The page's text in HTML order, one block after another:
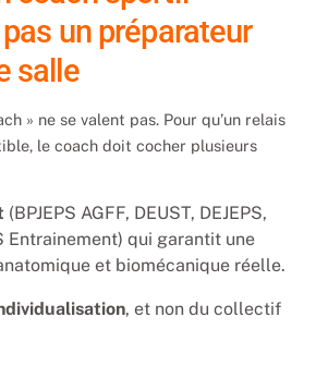
un préparateur
salle
» ne se valent pas. Pour qu’un relais
le coach doit cocher plusieurs
(BPJEPS AGFF, DEUST, DEJEPS,
Entrainement) qui garantit une
et biomécanique réelle.
, et non du collectif